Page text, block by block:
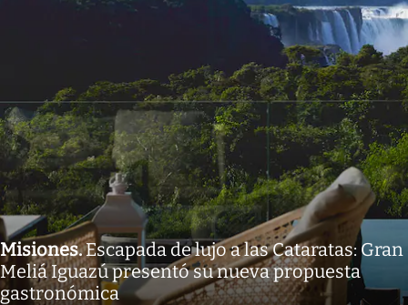
Misiones.Escapada de lujo a las Cataratas: Gran
Meliá Iguazú presentó su nueva propuesta
gastronómica